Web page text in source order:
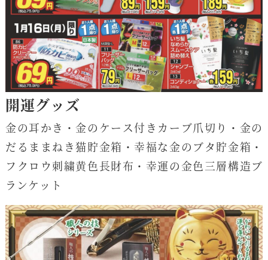
開運グッズ
金の耳かき・金のケース付きカーブ爪切り・金の
だるままねき猫貯金箱・幸福な金のブタ貯金箱・
フクロウ刺繍黄色長財布・幸運の金色三層構造ブ
ランケット